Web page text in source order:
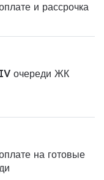
и рассрочка
очереди ЖК
на готовые